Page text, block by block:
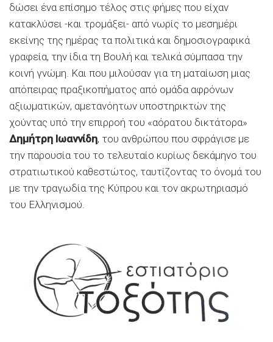
δώσει ένα επίσημο τέλος στις φήμες που είχαν
κατακλύσει -και τρομάξει- από νωρίς το μεσημέρι
εκείνης της ημέρας τα πολιτικά και δημοσιογραφικά
γραφεία, την ίδια τη Βουλή και τελικά σύμπασα την
κοινή γνώμη. Και που μιλούσαν για τη ματαίωση μιας
απόπειρας πραξικοπήματος από ομάδα αφρόνων
αξιωματικών, αμετανόητων υποστηρικτών της
χούντας υπό την επιρροή του «αόρατου δικτάτορα»
Δημήτρη Ιωαννίδη, του ανθρώπου που σφράγισε με
την παρουσία του το τελευταίο κυρίως δεκάμηνο του
στρατιωτικού καθεστώτος, ταυτίζοντας το όνομά του
με την τραγωδία της Κύπρου και τον ακρωτηριασμό
του Ελληνισμού.